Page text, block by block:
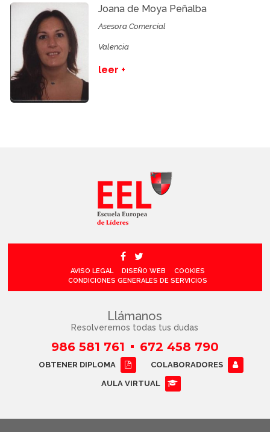
Joana de Moya Peñalba
Asesora Comercial
Valencia
leer +
AVISO LEGAL DISEÑO WEB
COOKIES
CONDICIONES GENERALES DE SERVICIOS
Llámanos
Resolveremos todas tus dudas
986 581 761 672 458 790
OBTENER DIPLOMA COLABORADORES
AULA VIRTUAL